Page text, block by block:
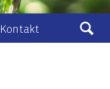
Kontakt